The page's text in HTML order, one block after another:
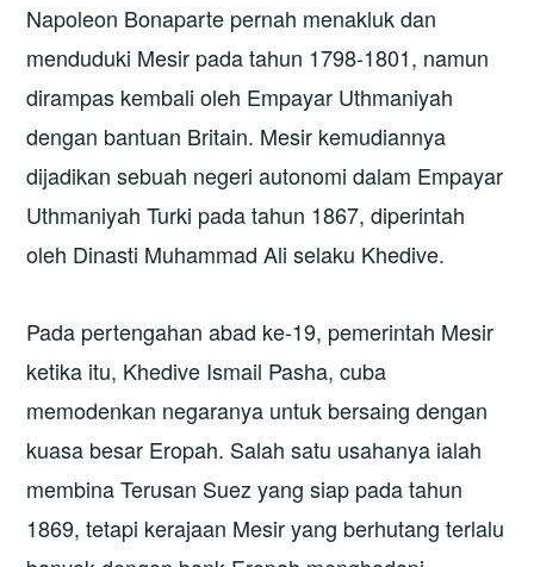
Napoleon Bonaparte pernah menakluk dan
menduduki Mesir pada tahun 1798-1801, namun
dirampas kembali oleh Empayar Uthmaniyah
dengan bantuan Britain. Mesir kemudiannya
dijadikan sebuah negeri autonomi dalam Empayar
Uthmaniyah Turki pada tahun 1867, diperintah
oleh Dinasti Muhammad Ali selaku Khedive.
Pada pertengahan abad ke-19, pemerintah Mesir
ketika itu, Khedive Ismail Pasha, cuba
memodenkan negaranya untuk bersaing dengan
kuasa besar Eropah. Salah satu usahanya ialah
membina Terusan Suez yang siap pada tahun
1869, tetapi kerajaan Mesir yang berhutang terlalu